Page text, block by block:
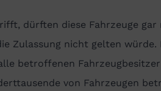
dürften diese Fahrzeuge gar
Zulassung nicht gelten würde.
betroffenen
von Fahrzeugen